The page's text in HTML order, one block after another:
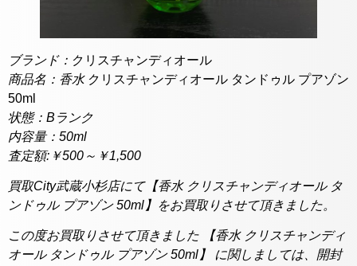
ブランド： クリスチャンディオール
商品名：香水クリスチャンディオール タンドゥル プアゾン
50ml
状態：Bランク
内容量：50ml
査定額:￥500～￥1,500
買取City武蔵小杉店にて【香水 クリスチャンディオール タ
ンドゥル プアゾン 50ml】をお買取りさせて頂きました。
この度お買取りさせて頂きました 【香水 クリスチャンディ
オール タンドゥル プアゾン 50ml】 に関しましては、開封